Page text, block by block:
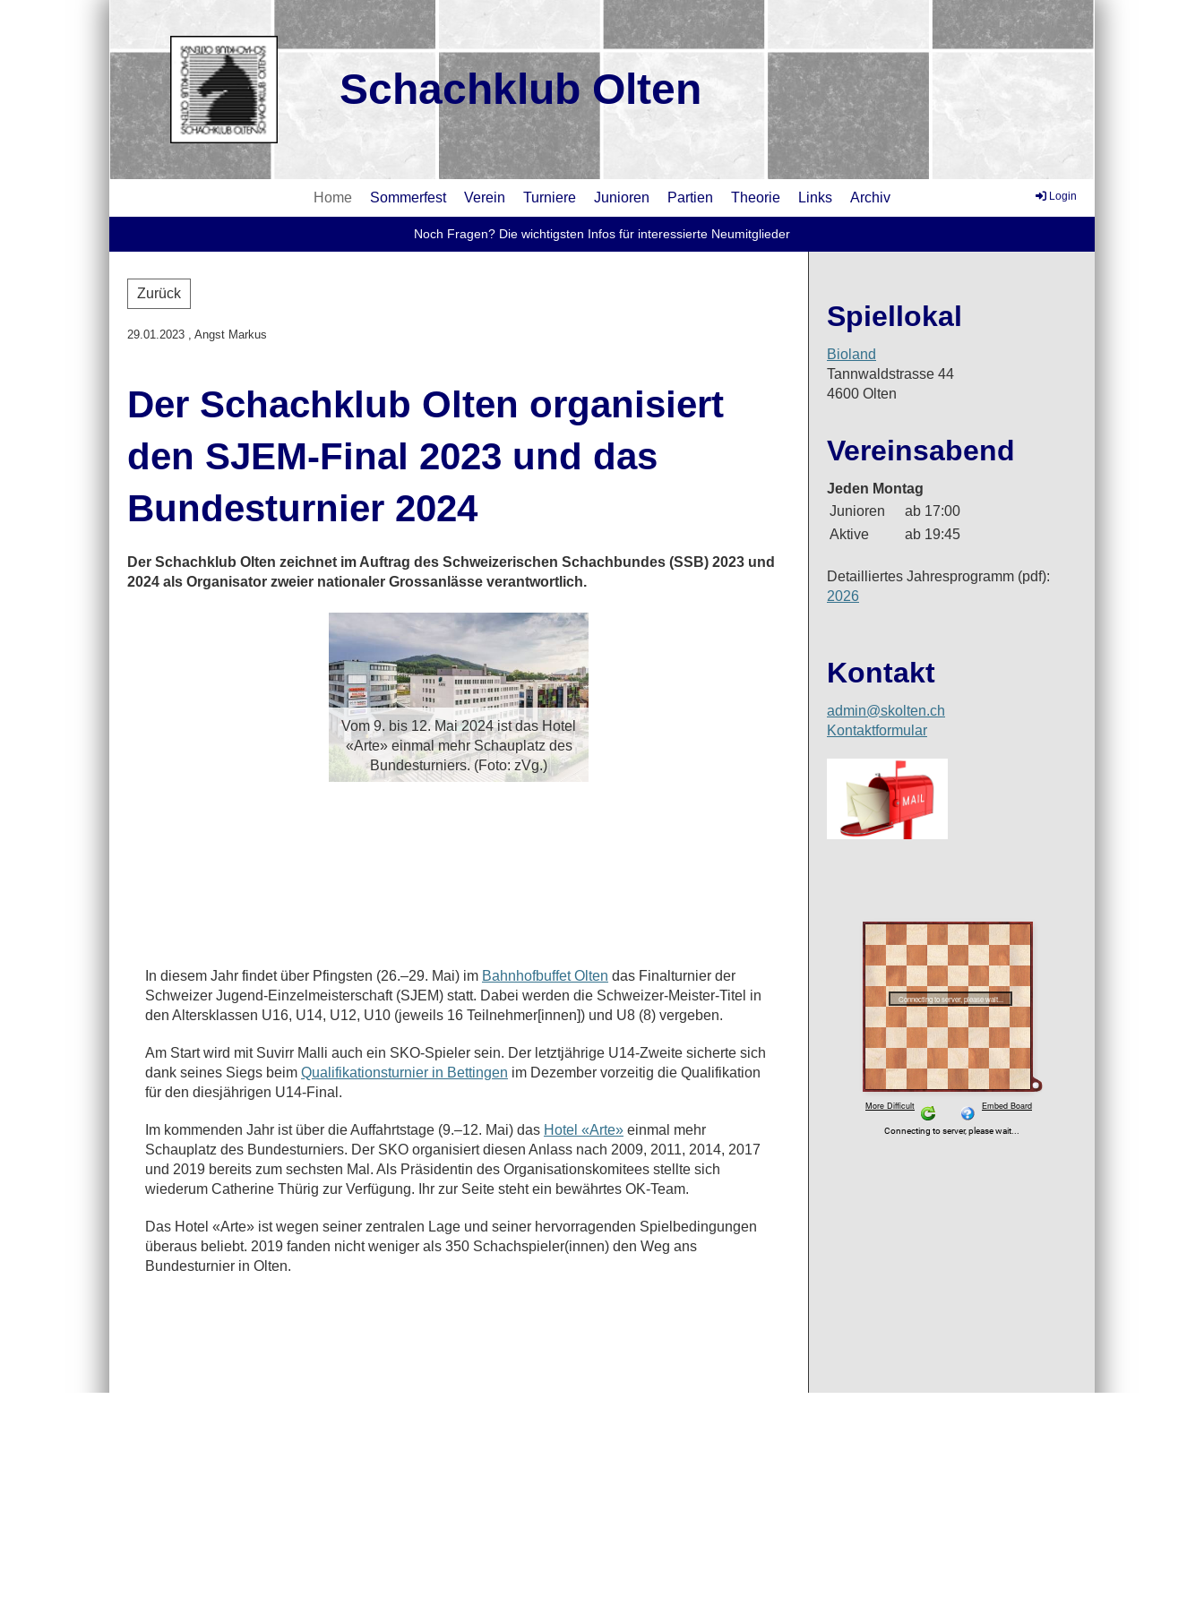
Schachklub Olten
Home Sommerfest Verein Turniere Junioren Partien Theorie Links Archiv Login
Noch Fragen? Die wichtigsten Infos für interessierte Neumitglieder
Zurück
29.01.2023 , Angst Markus
Der Schachklub Olten organisiert
den SJEM-Final 2023 und das
Bundesturnier 2024
Der Schachklub Olten zeichnet im Auftrag des Schweizerischen Schachbundes (SSB) 2023 und
2024 als Organisator zweier nationaler Grossanlässe verantwortlich.
Vom 9. bis 12. Mai 2024 ist das Hotel
«Arte» einmal mehr Schauplatz des
Bundesturniers. (Foto: zVg.)
In diesem Jahr findet über Pfingsten (26.–29. Mai) im Bahnhofbuffet Olten das Finalturnier der
Schweizer Jugend-Einzelmeisterschaft (SJEM) statt. Dabei werden die Schweizer-Meister-Titel in
den Altersklassen U16, U14, U12, U10 (jeweils 16 Teilnehmer[innen]) und U8 (8) vergeben.
Am Start wird mit Suvirr Malli auch ein SKO-Spieler sein. Der letztjährige U14-Zweite sicherte sich
dank seines Siegs beim Qualifikationsturnier in Bettingen im Dezember vorzeitig die Qualifikation
für den diesjährigen U14-Final.
Im kommenden Jahr ist über die Auffahrtstage (9.–12. Mai) das Hotel «Arte»einmal mehr
Schauplatz des Bundesturniers. Der SKO organisiert diesen Anlass nach 2009, 2011, 2014, 2017
und 2019 bereits zum sechsten Mal. Als Präsidentin des Organisationskomitees stellte sich
wiederum Catherine Thürig zur Verfügung. Ihr zur Seite steht ein bewährtes OK-Team.
Das Hotel «Arte» ist wegen seiner zentralen Lage und seiner hervorragenden Spielbedingungen
überaus beliebt. 2019 fanden nicht weniger als 350 Schachspieler(innen) den Weg ans
Bundesturnier in Olten.
Spiellokal
Bioland
Tannwaldstrasse 44
4600 Olten
Vereinsabend
Jeden Montag
Junioren
ab 17:00
Aktive
ab 19:45
Detailliertes Jahresprogramm (pdf):
2026
Kontakt
admin@skolten.ch
Kontaktformular